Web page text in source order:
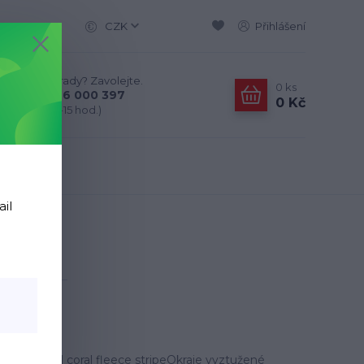
CZK Přihlášení
Nevíte si rady? Zavolejte.
+420 776 000 397
(Po-Pá, 9-15 hod.)
0 ks
0 Kč
coral fleece stripeOkraje vyztužené